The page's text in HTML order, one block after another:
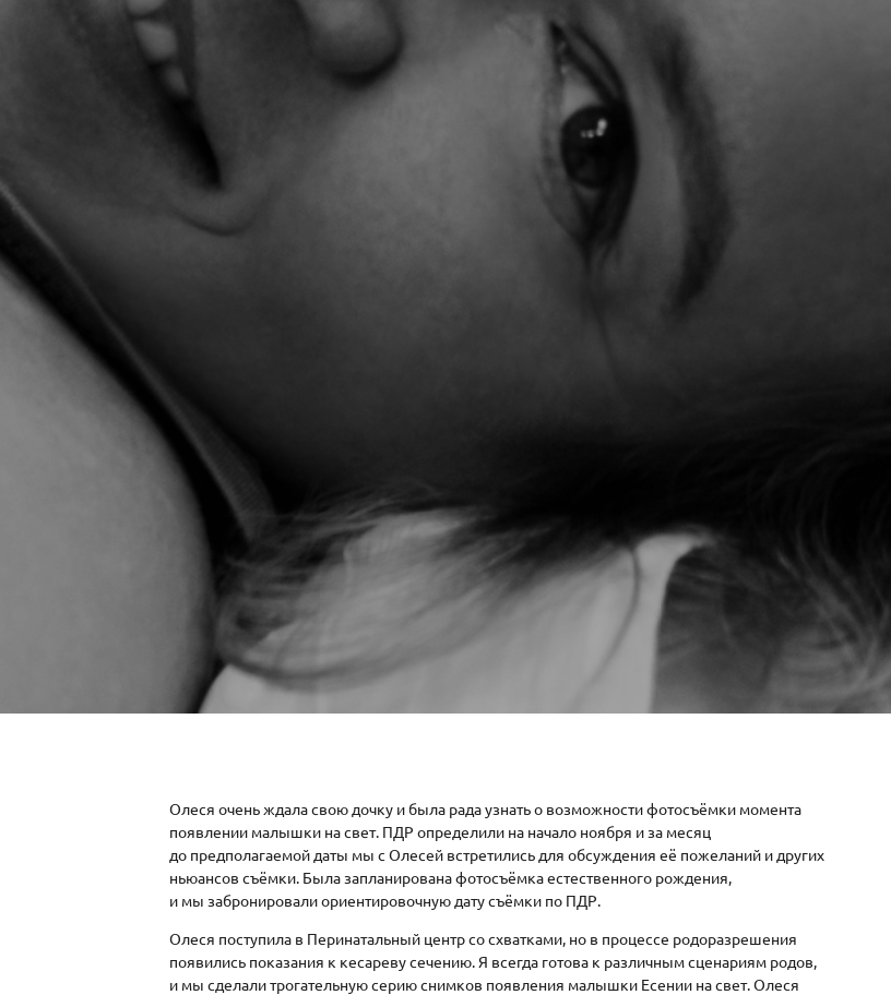
Олеся очень ждала свою дочку и была рада узнать о возможности фотосъёмки момента
появлении малышки на свет. ПДР определили на начало ноября и за месяц
до предполагаемой даты мы с Олесей встретились для обсуждения её пожеланий и других
ньюансов съёмки. Была запланирована фотосъёмка естественного рождения,
и мы забронировали ориентировочную дату съёмки по ПДР.
Олеся поступила в Перинатальный центр со схватками, но в процессе родоразрешения
появились показания к кесареву сечению. Я всегда готова к различным сценариям родов,
и мы сделали трогательную серию снимков появления малышки Есении на свет. Олеся